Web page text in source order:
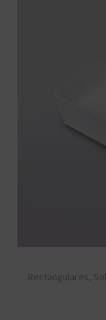
Rectangulares,